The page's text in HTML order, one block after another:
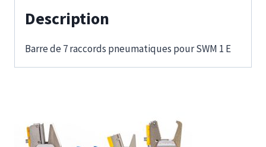
Description
Barre de 7 raccords pneumatiques pour SWM 1 E